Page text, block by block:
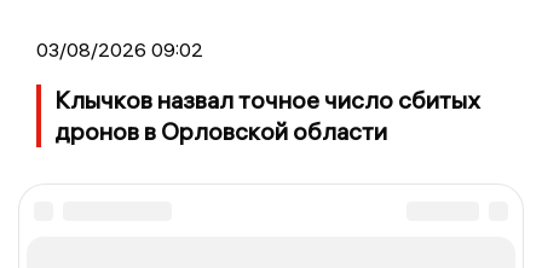
03/08/2026 09:02
Клычков назвал точное число сбитых
дронов в Орловской области